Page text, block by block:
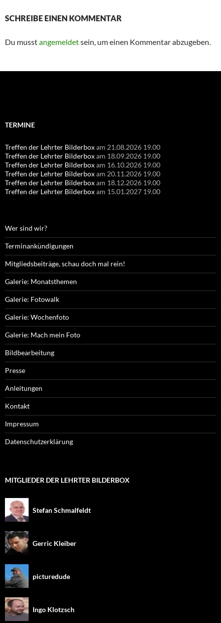
SCHREIBE EINEN KOMMENTAR
Du musstangemeldetsein, um einen Kommentar abzugeben.
TERMINE
Treffen der Lehrter Bilderboxam 21.08.2026 19.00
Treffen der Lehrter Bilderboxam 18.09.2026 19.00
Treffen der Lehrter Bilderboxam 16.10.2026 19.00
Treffen der Lehrter Bilderboxam 20.11.2026 19.00
Treffen der Lehrter Bilderboxam 18.12.2026 19.00
Treffen der Lehrter Bilderboxam 15.01.2027 19.00
Wer sind wir?
Terminankündigungen
Mitgliedsbeiträge, schau doch mal rein!
Galerie: Monatsthemen
Galerie: Fotowalk
Galerie: Wochenfoto
Galerie: Mach mein Foto
Bildbearbeitung
Presse
Anleitungen
Kontakt
Impressum
Datenschutzerklärung
MITGLIEDER DER LEHRTER BILDERBOX
Stefan Schmalfeldt
Gerric Kleiber
picturedude
Ingo Klotzsch